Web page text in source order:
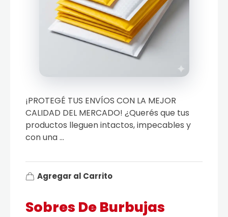
Sobres De Burbujas
¡PROTEGÉ TUS ENVÍOS CON LA MEJOR
CALIDAD DEL MERCADO! ¿Querés que tus
productos lleguen intactos, impecables y
con una ...
Agregar al Carrito